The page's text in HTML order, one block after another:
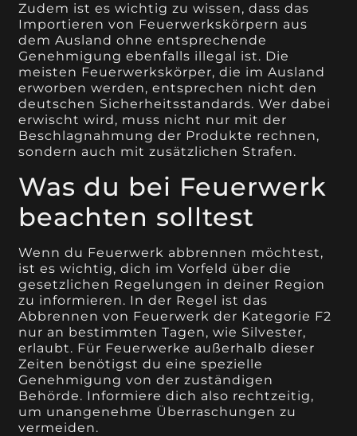
Zudem ist es wichtig zu wissen, dass das
Importieren von Feuerwerkskörpern aus
dem Ausland ohne entsprechende
Genehmigung ebenfalls illegal ist. Die
meisten Feuerwerkskörper, die im Ausland
erworben werden, entsprechen nicht den
deutschen Sicherheitsstandards. Wer dabei
erwischt wird, muss nicht nur mit der
Beschlagnahmung der Produkte rechnen,
sondern auch mit zusätzlichen Strafen.
Was du bei Feuerwerk
beachten solltest
Wenn du Feuerwerk abbrennen möchtest,
ist es wichtig, dich im Vorfeld über die
gesetzlichen Regelungen in deiner Region
zu informieren. In der Regel ist das
Abbrennen von Feuerwerk der Kategorie F2
nur an bestimmten Tagen, wie Silvester,
erlaubt. Für Feuerwerke außerhalb dieser
Zeiten benötigst du eine spezielle
Genehmigung von der zuständigen
Behörde. Informiere dich also rechtzeitig,
um unangenehme Überraschungen zu
vermeiden.